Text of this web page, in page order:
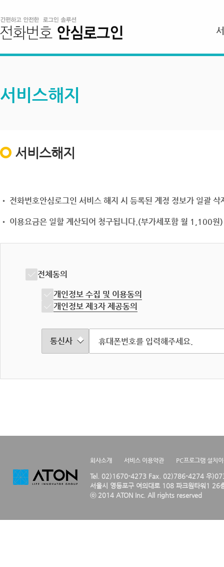
서비스해지
서비스해지
• 전화번호안심로그인 서비스 해지 시 등록된 계정 정보가 일괄
• 이용요금은 일할 계산되어 청구됩니다.(부가세포함 월 1,100원)
전체동의
개인정보 수집 및 이용동의
개인정보 제3자 제공동의
회사소개 서비스 이용약관 PC프로그램 설치
Tel. 02)1670-4273 Fax. 02)786-4274 우
서울시 영등포구 여의대로 108 파크원타워1 26
ⓒ 2014 ATON Inc. All rights reserved